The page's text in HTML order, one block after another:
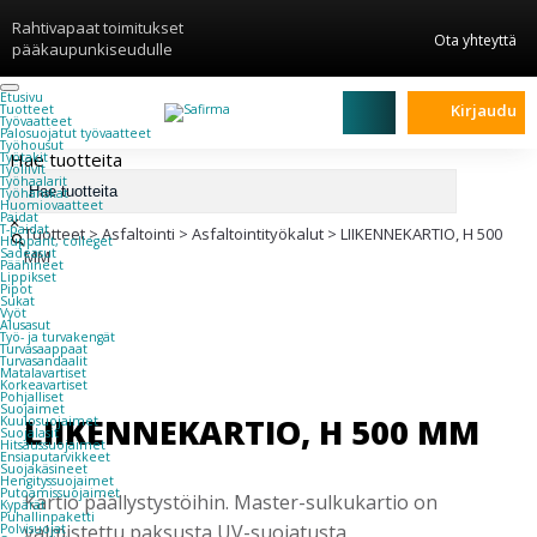
Rahtivapaat toimitukset
pääkaupunkiseudulle
Ota yhteyttä
Etusivu
Tuotteet
Työvaatteet
Palosuojatut työvaatteet
Työhousut
Työtakit
Työliivit
Työhaalarit
Työhanskat
Huomiovaatteet
Paidat
T-paidat
Hupparit, colleget
Sadeasut
Päähineet
Lippikset
Pipot
Sukat
Vyöt
Alusasut
Työ- ja turvakengät
Turvasaappaat
Turvasandaalit
Matalavartiset
Korkeavartiset
Pohjalliset
Suojaimet
Kuulosuojaimet
Suojalasit
Hitsaussuojaimet
Ensiaputarvikkeet
Suojakäsineet
Hengityssuojaimet
Putoamissuojaimet
Kypärät
Puhallinpaketti
Polvisuojat
Kirjaudu
Hae tuotteita
×
Tuotteet>Asfaltointi > Asfaltointityökalut > LIIKENNEKARTIO, H 500
MM
LIIKENNEKARTIO, H 500 MM
Kartio päällystystöihin. Master-sulkukartio on